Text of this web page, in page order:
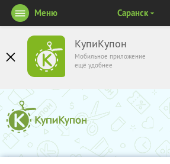
КупиКупон
Мобильное приложение
ещё удобнее
Меню Саранск